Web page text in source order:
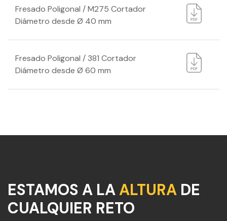
Fresado Poligonal / M275 Cortador
Diámetro desde Ø 40 mm
Fresado Poligonal / 381 Cortador
Diámetro desde Ø 60 mm
ESTAMOS A LAALTURA DE
CUALQUIER RETO